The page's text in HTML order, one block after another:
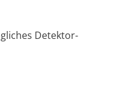
De­tek­tor­